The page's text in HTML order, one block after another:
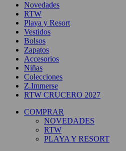
Novedades
RTW
Playa y Resort
Vestidos
Bolsos
Zapatos
Accesorios
Niñas
Colecciones
Z.Immerse
RTW CRUCERO 2027
COMPRAR
NOVEDADES
RTW
PLAYA Y RESORT